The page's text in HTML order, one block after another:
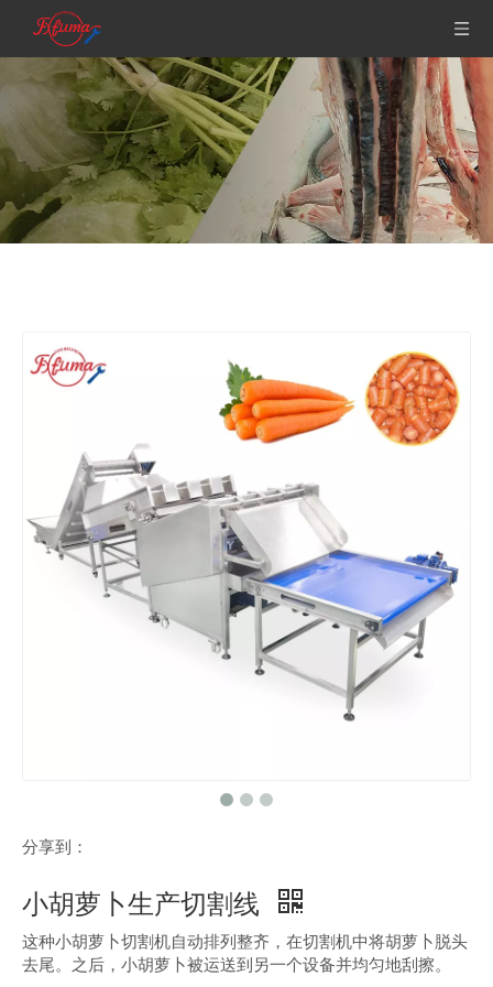
分享到：
小胡萝卜生产切割线
这种小胡萝卜切割机自动排列整齐，在切割机中将胡萝卜脱头
去尾。之后，小胡萝卜被运送到另一个设备并均匀地刮擦。